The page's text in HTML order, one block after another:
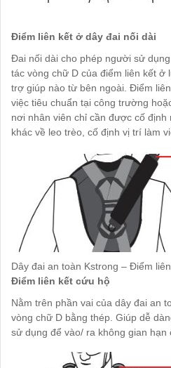
Điểm liên kết ở dây đai nối dài
Đai nối dài cho phép người sử
tác vòng chữ D của điểm liên kết ở
trợ giúp nào từ bên ngoài. Điểm
việc tiêu chuẩn tại công trường
nơi nhân viên chỉ cần được cố định
khác về leo trèo, cố định vị trí làm
Dây đai an toàn Kstrong – Điểm
Điểm liên kết cứu hộ
Nằm trên phần vai của dây đai an
vòng chữ D bằng thép. Giúp dễ
sử dụng để vào/ ra không gian hạn